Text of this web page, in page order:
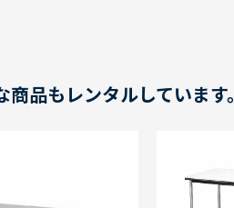
品もレンタルしています。